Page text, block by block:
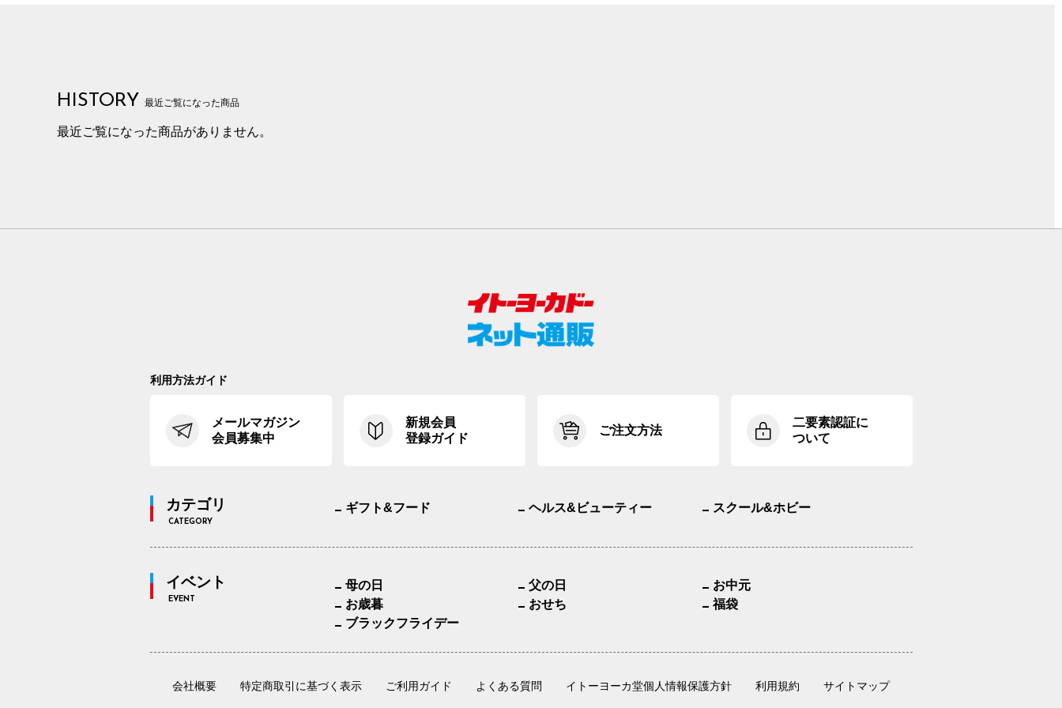
HISTORY 最近ご覧になった商品
最近ご覧になった商品がありません。
利用方法ガイド
メールマガジン
会員募集中
新規会員
登録ガイド
ご注文方法
二要素認証に
ついて
カテゴリ
CATEGORY
ギフト&フード ヘルス&ビューティー スクール&ホビー
イベント
EVENT
母の日 父の日
お中元
お歳暮
おせち
福袋
ブラックフライデー
会社概要 特定商取引に基づく表示 ご利用ガイド よくある質問 イトーヨーカ堂個人情報保護方針 利用規約 サイトマップ